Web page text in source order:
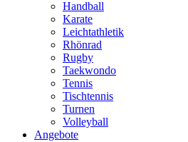
Handball
Karate
Leichtathletik
Rhönrad
Rugby
Taekwondo
Tennis
Tischtennis
Turnen
Volleyball
Angebote